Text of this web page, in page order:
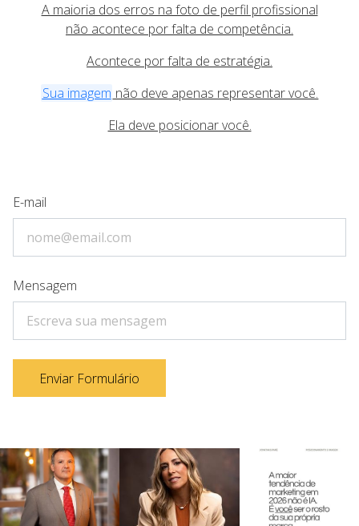
A maioria dos erros na foto de perfil profissional
não acontece por falta de competência.
Acontece por falta de estratégia.
Sua imagem não deve apenas representar você.
Ela deve posicionar você.
E-mail
Mensagem
Enviar Formulário